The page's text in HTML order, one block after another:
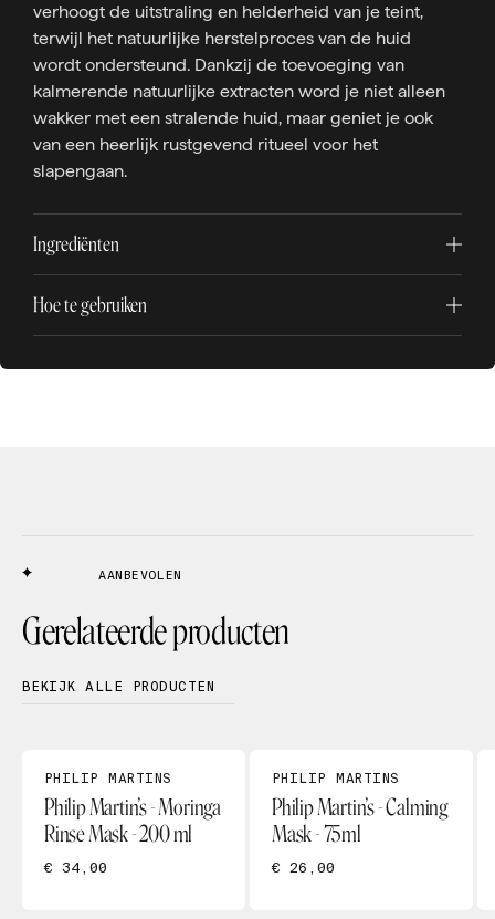
verhoogt de uitstraling en helderheid van je teint,
terwijl het natuurlijke herstelproces van de huid
wordt ondersteund. Dankzij de toevoeging van
kalmerende natuurlijke extracten word je niet alleen
wakker met een stralende huid, maar geniet je ook
van een heerlijk rustgevend ritueel voor het
slapengaan.
Ingrediënten
Hoe te gebruiken
AANBEVOLEN
Gerelateerde producten
BEKIJK ALLE PRODUCTEN
PHILIP MARTINS
Philip Martin’s - Moringa
Rinse Mask - 200 ml
€ 34,00
PHILIP MARTINS
Philip Martin’s - Calming
Mask - 75ml
€ 26,00